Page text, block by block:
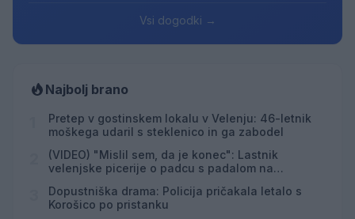
Vsi dogodki →
Najbolj brano
Pretep v gostinskem lokalu v Velenju: 46-letnik
moškega udaril s steklenico in ga zabodel
(VIDEO) "Mislil sem, da je konec": Lastnik
velenjske picerije o padcu s padalom na
Dopustniška drama: Policija pričakala letalo s
Korošico po pristanku